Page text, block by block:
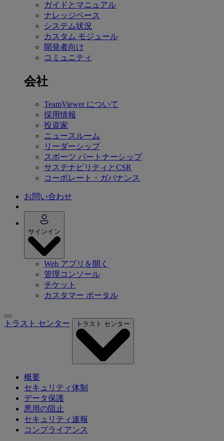
ガイドとマニュアル
ナレッジベース
システム状況
カスタム モジュール
開発者向け
コミュニティ
会社
TeamViewer について
採用情報
投資家
ニュースルーム
リーダーシップ
スポーツ パートナーシップ
サステナビリティとCSR
コーポレート・ガバナンス
お問い合わせ
サインイン
Web アプリを開く
管理コンソール
チケット
カスタマー ポータル
トラスト センター トラスト センター
概要
セキュリティ体制
データ保護
悪用の阻止
セキュリティ速報
コンプライアンス